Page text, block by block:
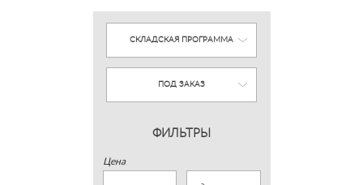
СКЛАДСКАЯ ПРОГРАММА
ПОД ЗАКАЗ
ФИЛЬТРЫ
Цена